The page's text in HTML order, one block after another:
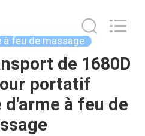
à feu de massage
de 1680D
portatif
à feu de